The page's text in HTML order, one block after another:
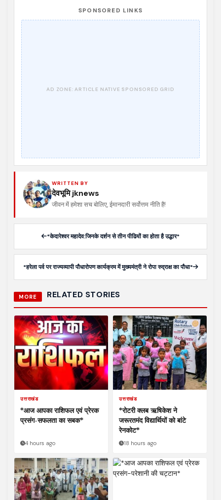
SPONSORED LINKS
WRITTEN BY
देवभूमि jknews
जीवन में हमेशा सच बोलिए, ईमानदारी सर्वोत्तम नीति है!
*केदारेश्वर महादेव:जिनके दर्शन से तीन पीढियों का होता है उद्धार*
*हरेला पर्व पर राज्यव्यापी पौधारोपण कार्यक्रम में मुख्यमंत्री ने रोपा रुद्राक्ष का पौधा*
MORE RELATED STORIES
उत्तराखंड
*आज आपका राशिफल एवं प्रेरक
प्रसंग-सफलता का सबक*
4 hours ago
उत्तराखंड
*रोटरी क्लब ऋषिकेश ने
जरूरतमंद विद्यार्थियों को बांटे
रेनकोट*
18 hours ago